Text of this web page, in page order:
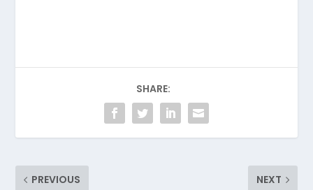
SHARE:
PREVIOUS NEXT